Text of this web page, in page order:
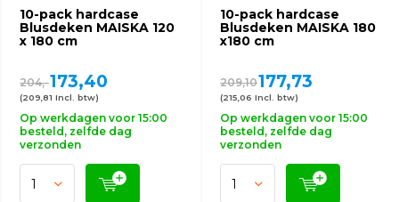
10-pack hardcase
Blusdeken MAISKA 120
x 180 cm
204,-173,40
(209,81 Incl. btw)
Op werkdagen voor 15:00
besteld, zelfde dag
verzonden
10-pack hardcase
Blusdeken MAISKA 180
x180 cm
209,10177,73
(215,06 Incl. btw)
Op werkdagen voor 15:00
besteld, zelfde dag
verzonden